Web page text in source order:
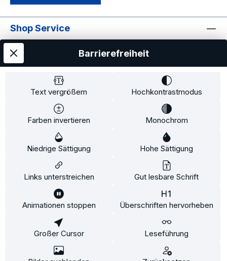
Shop Service
Informationen
Versandkosten
und ggf. Nachnahmegebühren, wenn
nicht anders angegeben.
© by 2connect Ltd.&Co.KG
Text vergrößern Hochkontrastmodus
Farben invertieren Monochrom
Niedrige Sättigung Hohe Sättigung
Links unterstreichen Gut lesbare Schrift
Animationen stoppen Überschriften hervorheben
Großer Cursor Leseführung
Barrierefreiheit
Diese Website verwendet Cookies, um eine bestmögliche
Nur technisch notwendige
Konfigurieren